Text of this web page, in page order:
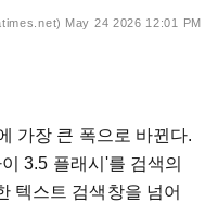
May 24 2026 12:01 PM
가장 큰 폭으로 바뀐다.
3.5 플래시'를 검색의
텍스트 검색창을 넘어